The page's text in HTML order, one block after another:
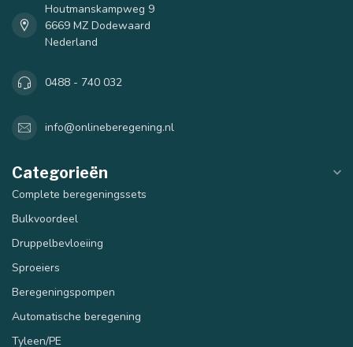
Houtmanskampweg 9
6669 MZ Dodewaard
Nederland
0488 - 740 032
info@onlineberegening.nl
Categorieën
Complete beregeningssets
Bulkvoordeel
Druppelbevloeiing
Sproeiers
Beregeningspompen
Automatische beregening
Tyleen/PE